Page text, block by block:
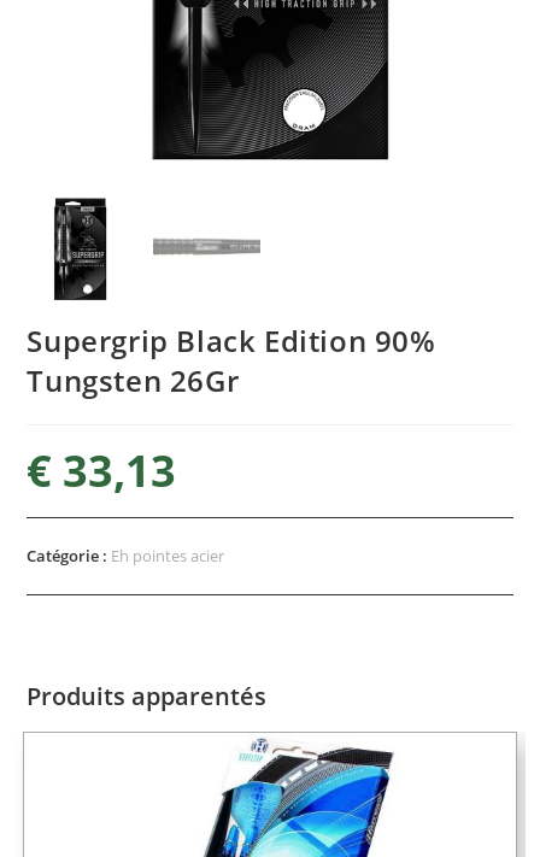
Supergrip Black Edition 90%
Tungsten 26Gr
€ 33,13
Catégorie : Eh pointes acier
Produits apparentés